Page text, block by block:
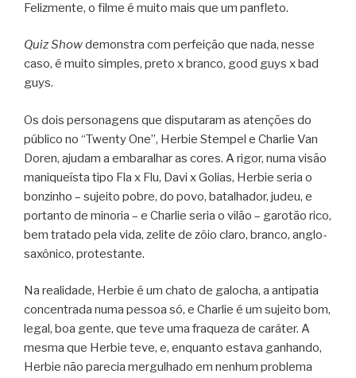
Felizmente, o filme é muito mais que um panfleto.
Quiz Showdemonstra com perfeição que nada, nesse
caso, é muito simples, preto x branco, good guys x bad
guys.
Os dois personagens que disputaram as atenções do
público no “Twenty One”, Herbie Stempel e Charlie Van
Doren, ajudam a embaralhar as cores. A rigor, numa visão
maniqueísta tipo Fla x Flu, Davi x Golias, Herbie seria o
bonzinho – sujeito pobre, do povo, batalhador, judeu, e
portanto de minoria – e Charlie seria o vilão – garotão rico,
bem tratado pela vida, zelite de zôio claro, branco, anglo-
saxônico, protestante.
Na realidade, Herbie é um chato de galocha, a antipatia
concentrada numa pessoa só, e Charlie é um sujeito bom,
legal, boa gente, que teve uma fraqueza de caráter. A
mesma que Herbie teve, e, enquanto estava ganhando,
Herbie não parecia mergulhado em nenhum problema